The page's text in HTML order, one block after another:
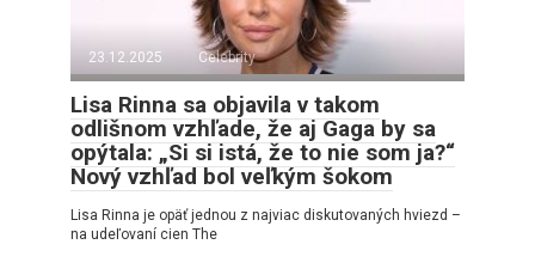
23.12.2025 Celebrity
Lisa Rinna sa objavila v takom
odlišnom vzhľade, že aj Gaga by sa
opýtala: „Si si istá, že to nie som ja?“
Nový vzhľad bol veľkým šokom
Lisa Rinna je opäť jednou z najviac diskutovaných hviezd –
na udeľovaní cien The